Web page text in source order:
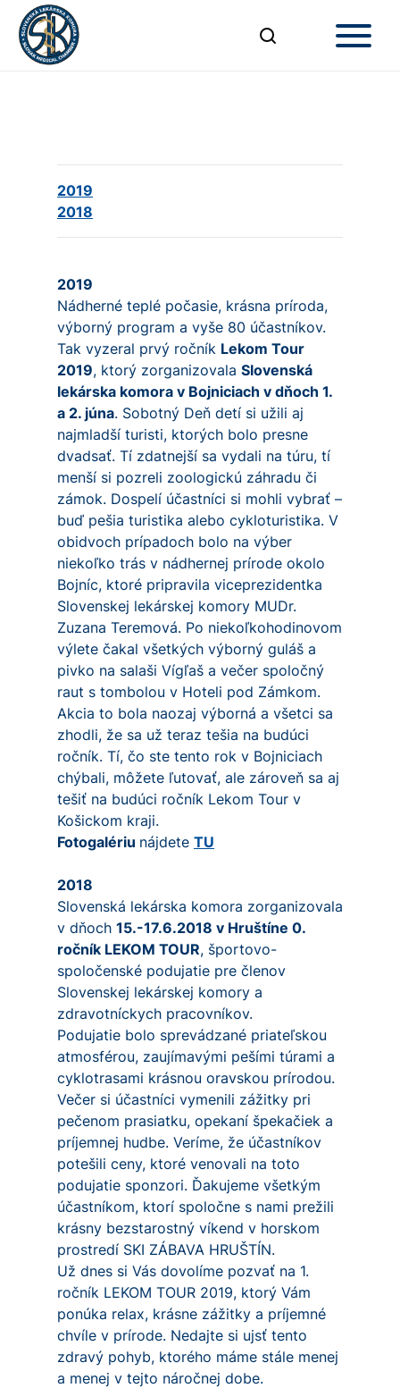
2019
2018
2019
Nádherné teplé počasie, krásna príroda,
výborný program a vyše 80 účastníkov.
Tak vyzeral prvý ročník Lekom Tour
2019, ktorý zorganizovala Slovenská
lekárska komora v Bojniciach v dňoch 1.
a 2. júna. Sobotný Deň detí si užili aj
najmladší turisti, ktorých bolo presne
dvadsať. Tí zdatnejší sa vydali na túru, tí
menší si pozreli zoologickú záhradu či
zámok. Dospelí účastníci si mohli vybrať –
buď pešia turistika alebo cykloturistika. V
obidvoch prípadoch bolo na výber
niekoľko trás v nádhernej prírode okolo
Bojníc, ktoré pripravila viceprezidentka
Slovenskej lekárskej komory MUDr.
Zuzana Teremová. Po niekoľkohodinovom
výlete čakal všetkých výborný guláš a
pivko na salaši Vígľaš a večer spoločný
raut s tombolou v Hoteli pod Zámkom.
Akcia to bola naozaj výborná a všetci sa
zhodli, že sa už teraz tešia na budúci
ročník. Tí, čo ste tento rok v Bojniciach
chýbali, môžete ľutovať, ale zároveň sa aj
tešiť na budúci ročník Lekom Tour v
Košickom kraji.
Fotogalériu nájdete TU
2018
Slovenská lekárska komora zorganizovala
v dňoch 15.-17.6.2018 v Hruštíne 0.
ročník LEKOM TOUR, športovo-
spoločenské podujatie pre členov
Slovenskej lekárskej komory a
zdravotníckych pracovníkov.
Podujatie bolo sprevádzané priateľskou
atmosférou, zaujímavými pešími túrami a
cyklotrasami krásnou oravskou prírodou.
Večer si účastníci vymenili zážitky pri
pečenom prasiatku, opekaní špekačiek a
príjemnej hudbe. Veríme, že účastníkov
potešili ceny, ktoré venovali na toto
podujatie sponzori. Ďakujeme všetkým
účastníkom, ktorí spoločne s nami prežili
krásny bezstarostný víkend v horskom
prostredí SKI ZÁBAVA HRUŠTÍN.
Už dnes si Vás dovolíme pozvať na 1.
ročník LEKOM TOUR 2019, ktorý Vám
ponúka relax, krásne zážitky a príjemné
chvíle v prírode. Nedajte si ujsť tento
zdravý pohyb, ktorého máme stále menej
a menej v tejto náročnej dobe.